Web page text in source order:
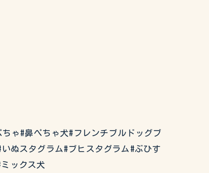
ゃ#鼻ぺちゃ犬#フレンチブルドッグブ
ぬスタグラム#ブヒスタグラム#ぶひす
ックス犬